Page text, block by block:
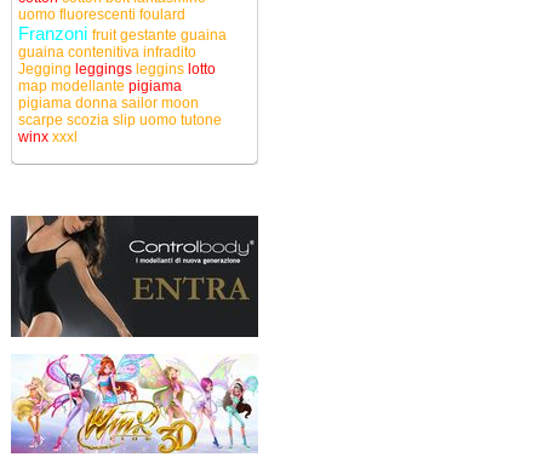
uomo fluorescenti foulard
Franzoni fruitgestante guaina
guaina contenitiva infradito
Jegging leggings leggins lotto
map modellante pigiama
pigiama donna sailor moon
scarpe scozia slip uomo tutone
winx xxxl